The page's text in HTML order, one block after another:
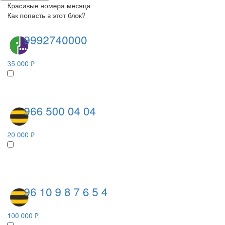
Красивые номера месяца
Как попасть в этот блок?
9992740000
35 000 ₽
966 500 04 04
20 000 ₽
96 10 9 8 7 6 5 4
100 000 ₽